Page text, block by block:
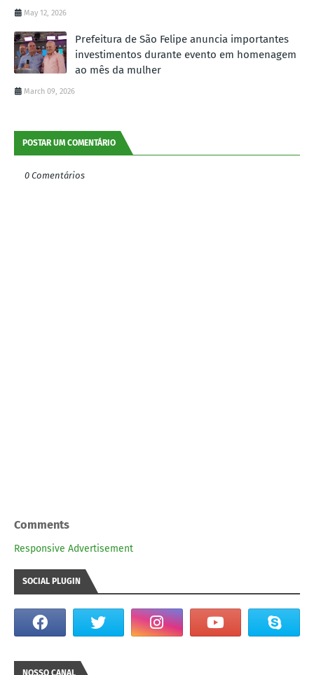
May 12, 2026
Prefeitura de São Felipe anuncia importantes
investimentos durante evento em homenagem
ao mês da mulher
March 09, 2026
POSTAR UM COMENTÁRIO
0 Comentários
Comments
Responsive Advertisement
SOCIAL PLUGIN